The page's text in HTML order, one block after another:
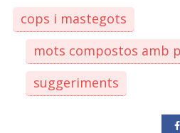
cops i mastegots
mots compostos amb
suggeriments